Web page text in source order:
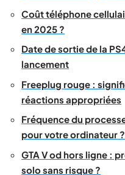
Coût téléphone
en 2025 ?
Date de sortie de la
lancement
Freeplug rouge :
réactions appropriées
Fréquence du
pour votre ordinateur ?
GTA V od hors ligne :
solo sans risque ?